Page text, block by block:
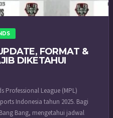
FORMAT &
DIKETAHUI
Professional League (MPL)
Indonesia tahun 2025. Bagi
Bang, mengetahui jadwal